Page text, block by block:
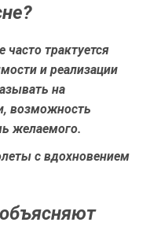
трактуется
и реализации
на
возможность
желаемого.
с вдохновением